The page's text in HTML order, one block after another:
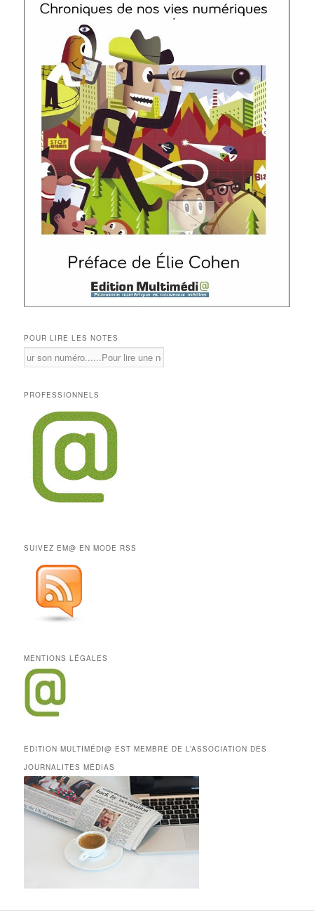
POUR LIRE LES NOTES
PROFESSIONNELS
SUIVEZ EM@ EN MODE RSS
MENTIONS LÉGALES
EDITION MULTIMÉDI@ EST MEMBRE DE L’ASSOCIATION DES
JOURNALITES MÉDIAS